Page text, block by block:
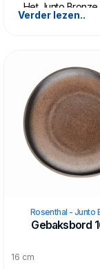
Het Junto Bronze
dikker materiaal
De buitenkant
binnenkant een
op dezelfde
Het Bronze,
Aquamarine
Dit servies
Verder lezen..
Rosenthal - Junto
Gebaksbord
16 cm